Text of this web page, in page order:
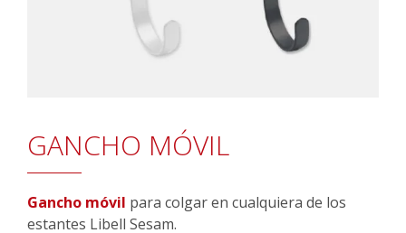
GANCHO MÓVIL
Gancho móvil para colgar en cualquiera de los
estantes Libell Sesam.